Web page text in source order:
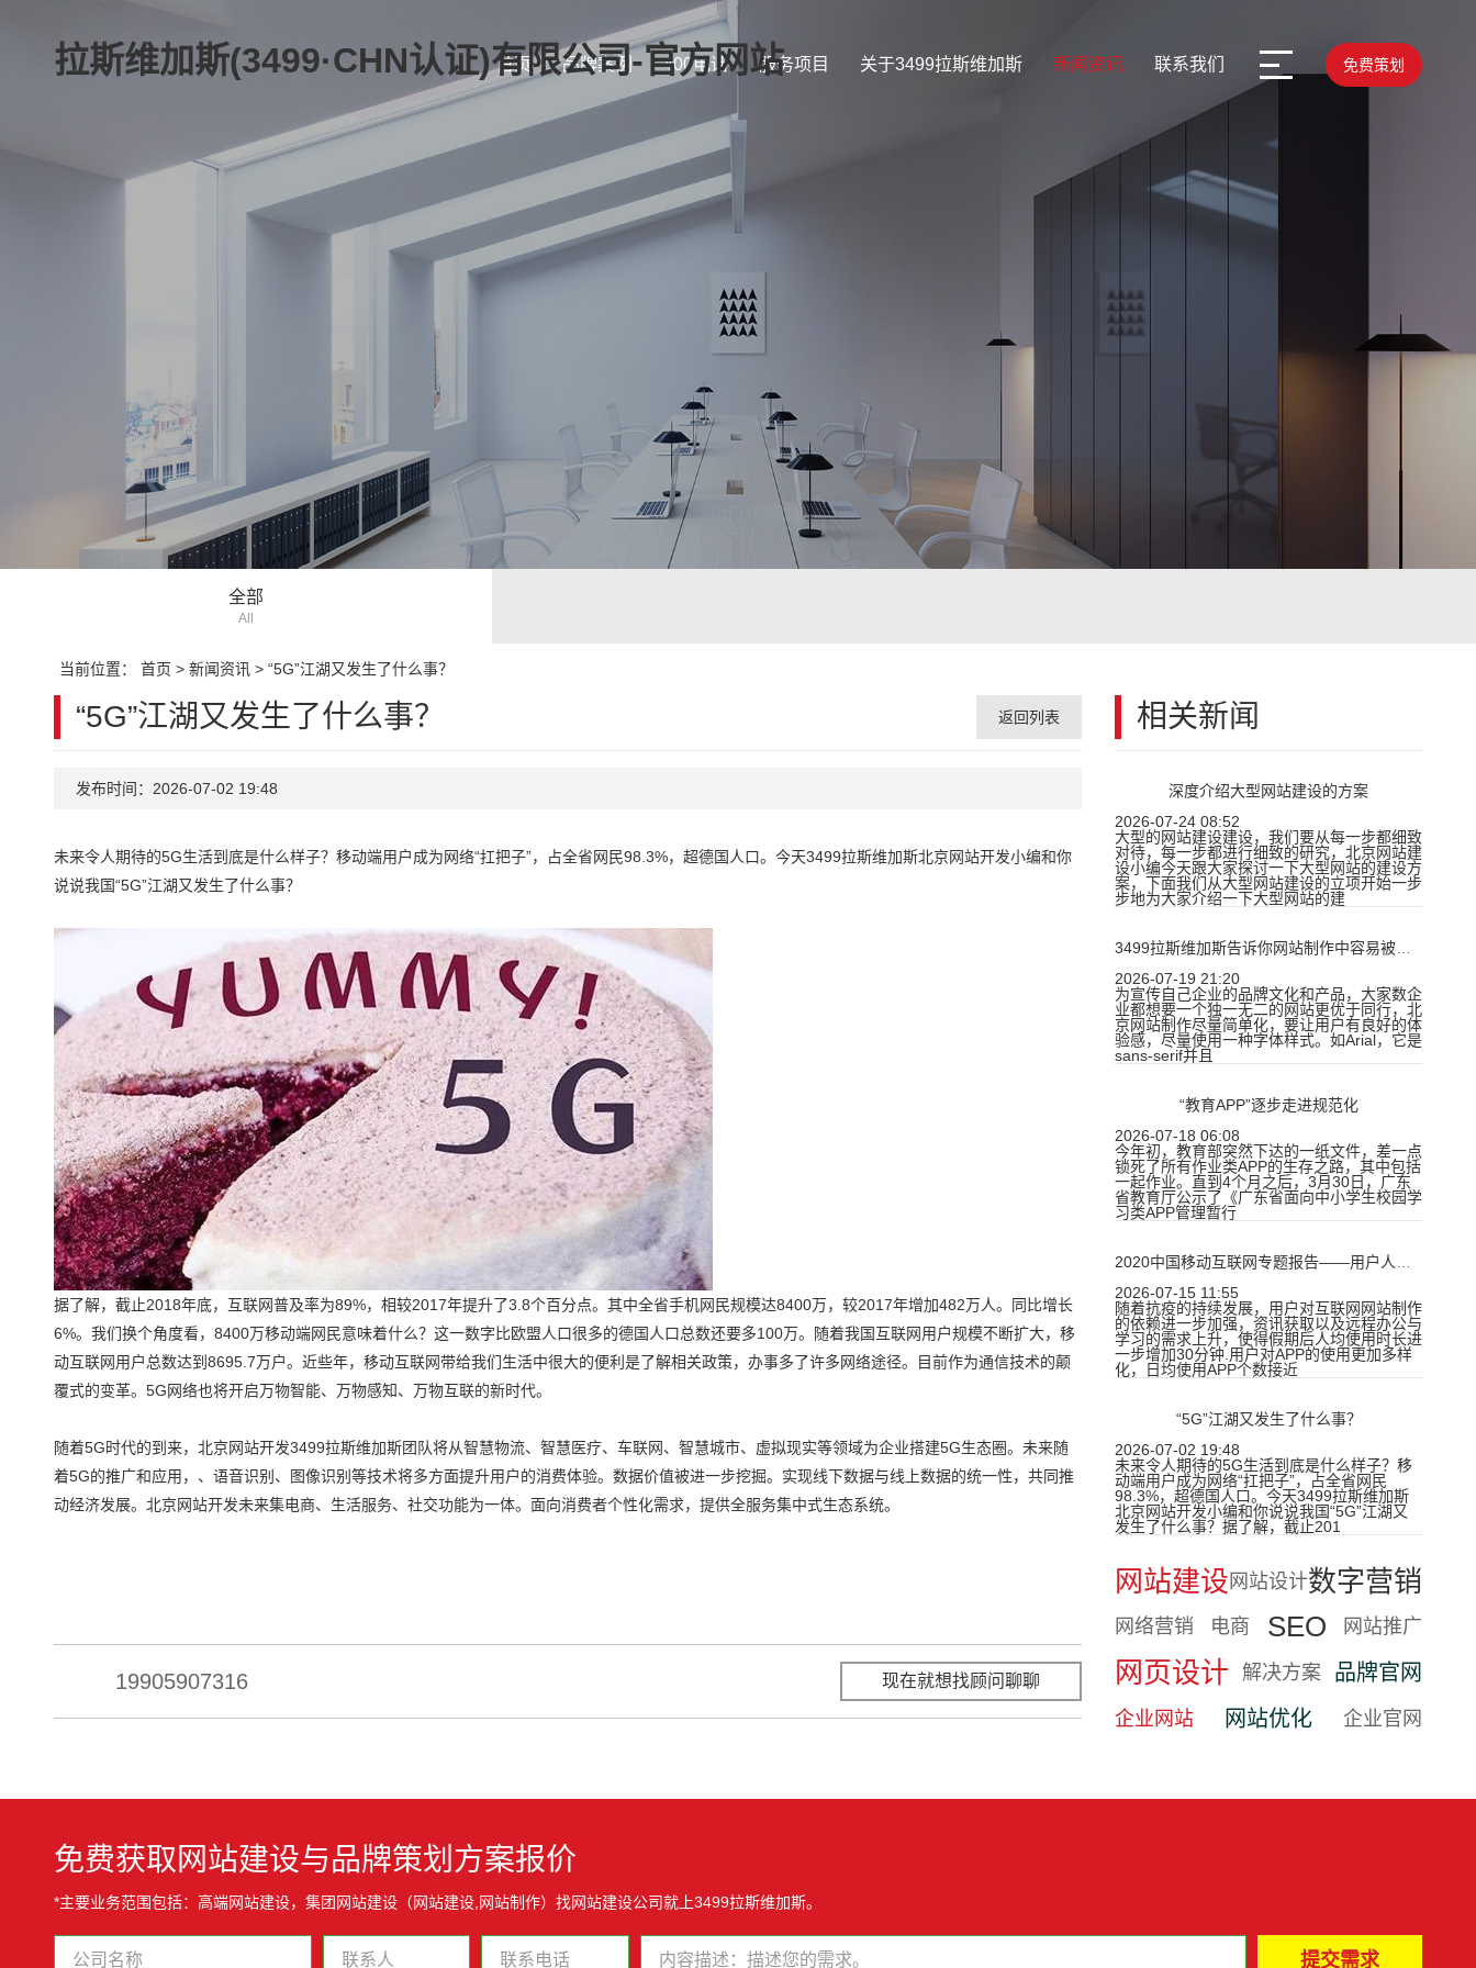
拉斯维加斯(3499·CHN认证)有限公司-官方网站
首页 品牌案例 400电话 服务项目 关于3499拉斯维加斯 新闻资讯 联系我们 免费策划
全部
All
当前位置： 首页 > 新闻资讯> “5G”江湖又发生了什么事？
相关新闻
深度介绍大型网站建设的方案
2026-07-24 08:52
大型的网站建设建设，我们要从每一步都细致
对待，每一步都进行细致的研究，北京网站建
设小编今天跟大家探讨一下大型网站的建设方
案，下面我们从大型网站建设的立项开始一步
步地为大家介绍一下大型网站的建
2026-07-19 21:20
为宣传自己企业的品牌文化和产品，大家数企
业都想要一个独一无二的网站更优于同行，北
京网站制作尽量简单化，要让用户有良好的体
验感，尽量使用一种字体样式。如Arial，它是
sans-serif并且
“教育APP”逐步走进规范化
2026-07-18 06:08
今年初，教育部突然下达的一纸文件，差一点
锁死了所有作业类APP的生存之路，其中包括
一起作业。直到4个月之后，3月30日，广东
省教育厅公示了《广东省面向中小学生校园学
习类APP管理暂行
2026-07-15 11:55
随着抗疫的持续发展，用户对互联网网站制作
的依赖进一步加强，资讯获取以及远程办公与
学习的需求上升，使得假期后人均使用时长进
一步增加30分钟.用户对APP的使用更加多样
化，日均使用APP个数接近
“5G”江湖又发生了什么事？
2026-07-02 19:48
未来令人期待的5G生活到底是什么样子？移
动端用户成为网络“扛把子”，占全省网民
98.3%，超德国人口。今天3499拉斯维加斯
北京网站开发小编和你说说我国“5G”江湖又
发生了什么事？据了解，截止201
网站建设 网站设计数字营销
网络营销 电商 SEO 网站推广
网页设计 解决方案 品牌官网
企业网站 网站优化 企业官网
“5G”江湖又发生了什么事？ 返回列表
发布时间：2026-07-02 19:48
未来令人期待的5G生活到底是什么样子？移动端用户成为网络“扛把子”，占全省网民98.3%，超德国人口。今天3499拉斯维加斯北京网站开发小编和你
说说我国“5G”江湖又发生了什么事？
据了解，截止2018年底，互联网普及率为89%，相较2017年提升了3.8个百分点。其中全省手机网民规模达8400万，较2017年增加482万人。同比增长
6%。我们换个角度看，8400万移动端网民意味着什么？这一数字比欧盟人口很多的德国人口总数还要多100万。随着我国互联网用户规模不断扩大，移
动互联网用户总数达到8695.7万户。近些年，移动互联网带给我们生活中很大的便利是了解相关政策，办事多了许多网络途径。目前作为通信技术的颠
覆式的变革。5G网络也将开启万物智能、万物感知、万物互联的新时代。
随着5G时代的到来，北京网站开发3499拉斯维加斯团队将从智慧物流、智慧医疗、车联网、智慧城市、虚拟现实等领域为企业搭建5G生态圈。未来随
着5G的推广和应用，、语音识别、图像识别等技术将多方面提升用户的消费体验。数据价值被进一步挖掘。实现线下数据与线上数据的统一性，共同推
动经济发展。北京网站开发未来集电商、生活服务、社交功能为一体。面向消费者个性化需求，提供全服务集中式生态系统。
19905907316 现在就想找顾问聊聊 立即咨询
免费获取网站建设与品牌策划方案报价
*主要业务范围包括：高端网站建设，集团网站建设（网站建设,网站制作）找网站建设公司就上3499拉斯维加斯。